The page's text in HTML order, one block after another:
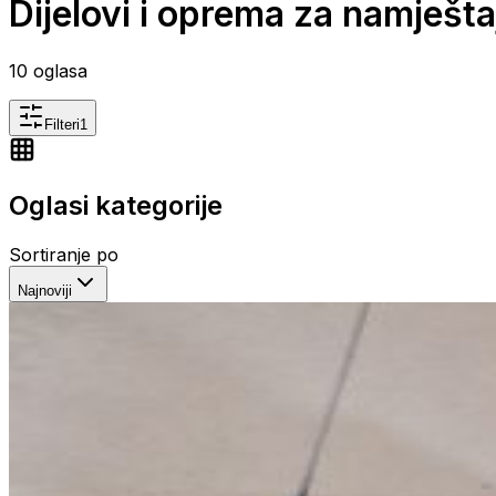
Dijelovi i oprema za
10 oglasa
Filteri1
Oglasi kategorije
Sortiranje po
Najnoviji